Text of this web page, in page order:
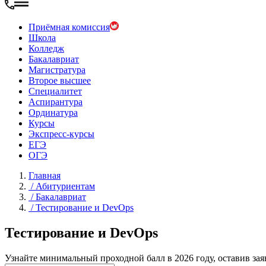
Приёмная комиссия
Школа
Колледж
Бакалавриат
Магистратура
Второе высшее
Специалитет
Аспирантура
Ординатура
Курсы
Экспресс-курсы
ЕГЭ
ОГЭ
Главная
/Абитуриентам
/Бакалавриат
/Тестирование и DevOps
Тестирование и DevOps
Узнайте минимальный проходной балл в 2026 году, оставив